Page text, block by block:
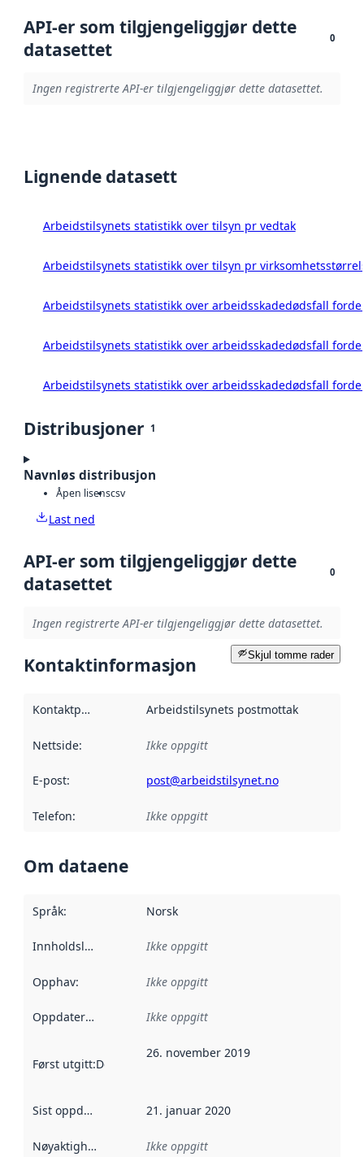
API-er som tilgjengeliggjør dette
datasettet
0
Ingen registrerte API-er tilgjengeliggjør dette datasettet.
Lignende datasett
Arbeidstilsynets statistikk over tilsyn pr vedtak
Arbeidstilsynets statistikk over tilsyn pr
Arbeidstilsynets statistikk over arbeidsskadedødsfall
Arbeidstilsynets statistikk over arbeidsskadedødsfall
Arbeidstilsynets statistikk over arbeidsskadedødsfall
Distribusjoner 1
Navnløs distribusjon
Åpen lisenscsv
Last ned
API-er som tilgjengeliggjør dette
datasettet
0
Ingen registrerte API-er tilgjengeliggjør dette datasettet.
Skjul tomme rader
Kontaktinformasjon
Kontaktpunkt Arbeidstilsynets postmottak
Nettside: Ikke oppgitt
E-post: post@arbeidstilsynet.no
Telefon: Ikke oppgitt
Om dataene
Språk: Norsk
Innholdsleverandører :
Ikke oppgitt
Opphav: Ikke oppgitt
Oppdateringsfrekvens :
Ikke oppgitt
Først utgitt:Denne datoen sier når dataene i dette
26. november 2019
Sist oppdatert 21. januar 2020
Nøyaktighet Ikke oppgitt